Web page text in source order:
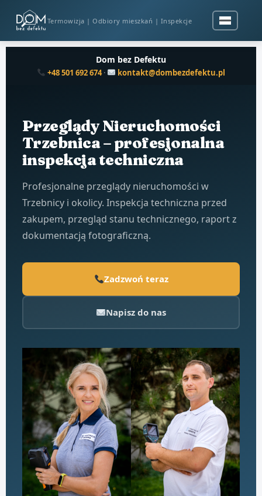
Termowizja | Odbiory mieszkań | Inspekcje
Dom bez Defektu
+48 501 692 674· kontakt@dombezdefektu.pl
Przeglądy Nieruchomości
Trzebnica – profesjonalna
inspekcja techniczna
Profesjonalne przeglądy nieruchomości w
Trzebnicy i okolicy. Inspekcja techniczna przed
zakupem, przegląd stanu technicznego, raport z
dokumentacją fotograficzną.
Zadzwoń teraz
Napisz do nas